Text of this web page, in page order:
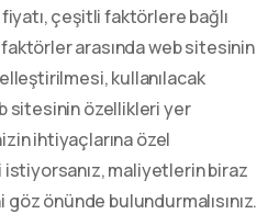
fiyatı, çeşitli faktörlere bağlı
arasında web sitesinin
kullanılacak
sitesinin özellikleri yer
ihtiyaçlarına özel
maliyetlerin biraz
önünde bulundurmalısınız.